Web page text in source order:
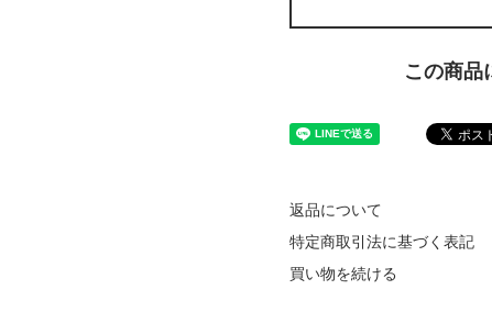
この商品
返品について
特定商取引法に基づく表記
買い物を続ける